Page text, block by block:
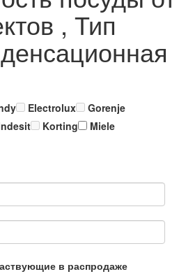
, Тип
Electrolux
Gorenje
Korting
Miele
в распродаже